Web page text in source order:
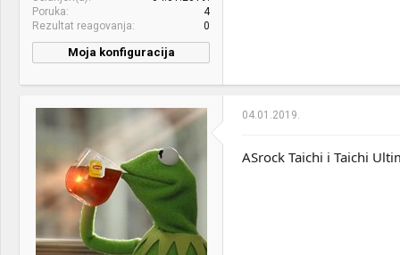
Poruka
4
Rezultat reagovanja
0
Moja konfiguracija
04.01.2019.
ASrock Taichi i Taichi